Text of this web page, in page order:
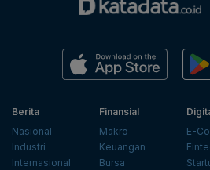
Berita
Nasional
Industri
Internasional
Finansial
Makro
Keuangan
Bursa
E-